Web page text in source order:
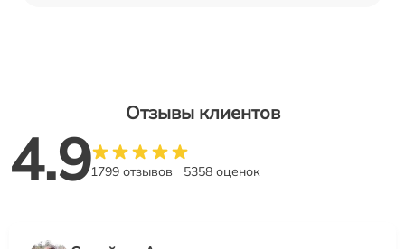
Отзывы клиентов
4.91799 отзывов 5358 оценок